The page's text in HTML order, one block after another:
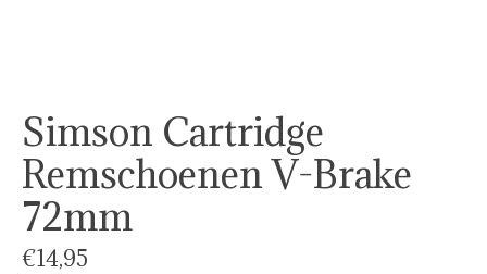
Simson Cartridge
Remschoenen V-Brake
72mm
€14,95